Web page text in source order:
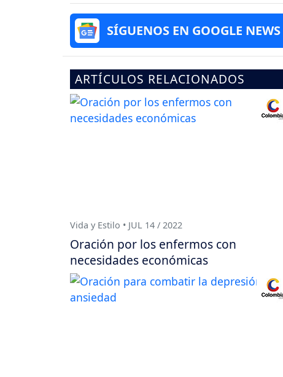
SÍGUENOS EN GOOGLE NEWS
ARTÍCULOS RELACIONADOS
Vida y Estilo • JUL 14 / 2022
Oración por los enfermos con
necesidades económicas